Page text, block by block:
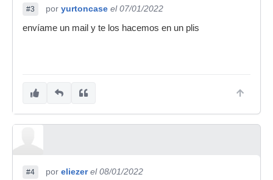
#3 por yurtoncase el 07/01/2022
envíame un mail y te los hacemos en un plis
#4 por eliezer el 08/01/2022